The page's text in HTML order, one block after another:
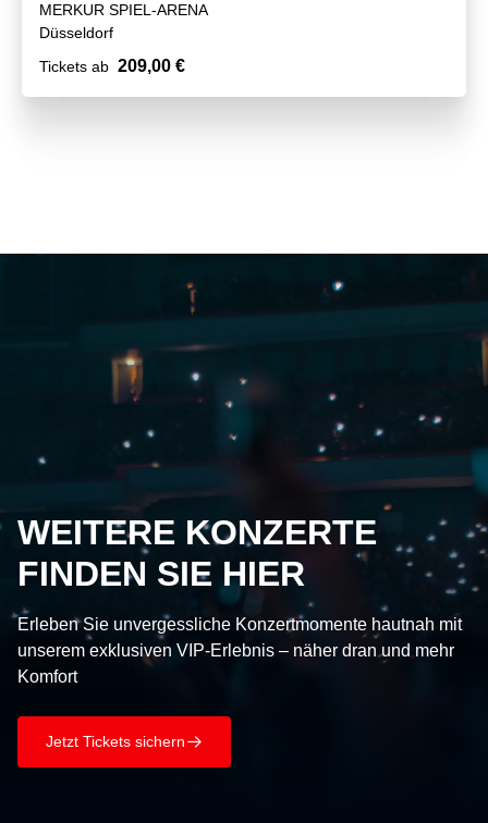
MERKUR SPIEL-ARENA
Düsseldorf
Tickets ab 209,00 €
WEITERE KONZERTE
FINDEN SIE HIER
Erleben Sie unvergessliche Konzertmomente hautnah mit
unserem exklusiven VIP-Erlebnis – näher dran und mehr
Komfort
Jetzt Tickets sichern􀄫